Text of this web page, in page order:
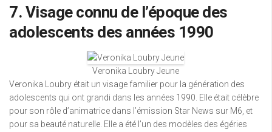
7. Visage connu de l’époque des
adolescents des années 1990
Veronika Loubry Jeune
Veronika Loubry était un visage familier pour la génération des
adolescents qui ont grandi dans les années 1990. Elle était célèbre
pour son rôle d’animatrice dans l’émission Star News sur M6, et
pour sa beauté naturelle. Elle a été l’un des modèles des égéries